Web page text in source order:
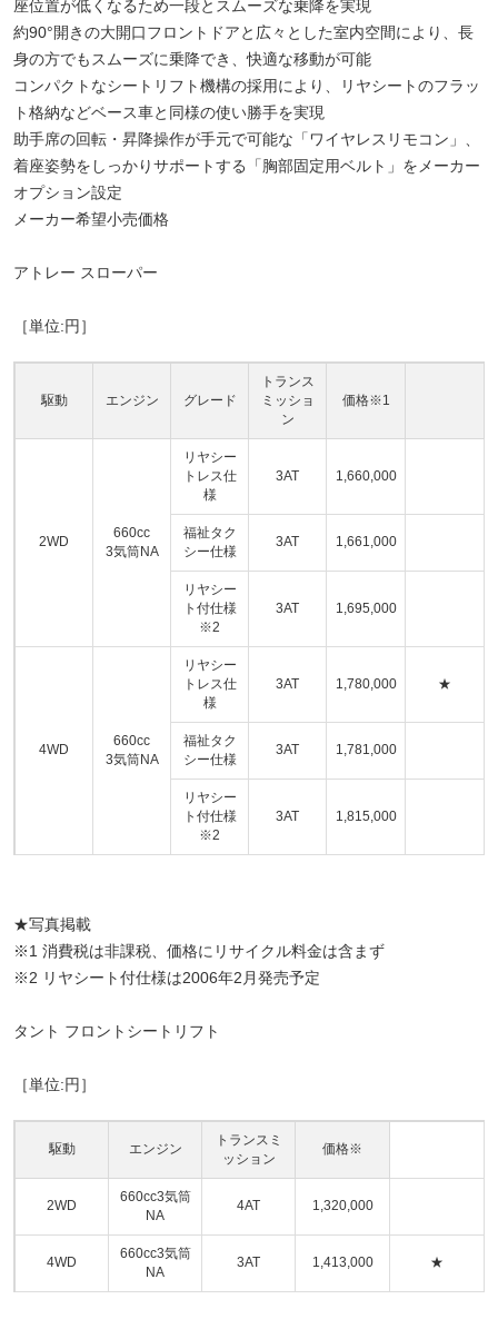
座位置が低くなるため一段とスムーズな乗降を実現
約90°開きの大開口フロントドアと広々とした室内空間により、長
身の方でもスムーズに乗降でき、快適な移動が可能
コンパクトなシートリフト機構の採用により、リヤシートのフラッ
ト格納などベース車と同様の使い勝手を実現
助手席の回転・昇降操作が手元で可能な「ワイヤレスリモコン」、
着座姿勢をしっかりサポートする「胸部固定用ベルト」をメーカー
オプション設定
メーカー希望小売価格
アトレー スローパー
［単位:円］
駆動 エンジン グレード
トランス
ミッショ
ン
価格※1
2WD
660cc
3気筒NA
リヤシー
トレス仕
様
3AT 1,660,000
福祉タク
シー仕様
3AT 1,661,000
リヤシー
ト付仕様
※2
3AT 1,695,000
4WD
660cc
3気筒NA
リヤシー
トレス仕
様
3AT 1,780,000 ★
福祉タク
シー仕様
3AT 1,781,000
リヤシー
ト付仕様
※2
3AT 1,815,000
★写真掲載
※1 消費税は非課税、価格にリサイクル料金は含まず
※2 リヤシート付仕様は2006年2月発売予定
タント フロントシートリフト
［単位:円］
駆動 エンジン
トランスミ
ッション
価格※
2WD
660cc3気筒
NA
4AT 1,320,000
4WD
660cc3気筒
NA
3AT 1,413,000 ★